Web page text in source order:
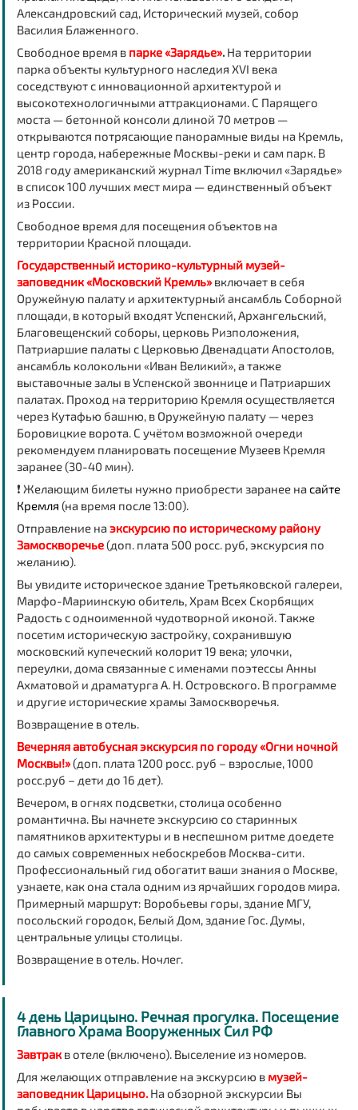
Александровский сад, Исторический музей, собор
Василия Блаженного.
Свободное время в парке «Зарядье».На территории
парка объекты культурного наследия XVI века
соседствуют с инновационной архитектурой и
высокотехнологичными аттракционами. С Парящего
моста — бетонной консоли длиной 70 метров —
открываются потрясающие панорамные виды на Кремль,
центр города, набережные Москвы-реки и сам парк. В
2018 году американский журнал Time включил «Зарядье»
в список 100 лучших мест мира — единственный объект
из России.
Свободное время для посещения объектов на
территории Красной площади.
Государственный историко-культурный музей-
заповедник «Московский Кремль» включает в себя
Оружейную палату и архитектурный ансамбль Соборной
площади, в который входят Успенский, Архангельский,
Благовещенский соборы, церковь Ризположения,
Патриаршие палаты с Церковью Двенадцати Апостолов,
ансамбль колокольни «Иван Великий», а также
выставочные залы в Успенской звоннице и Патриарших
палатах. Проход на территорию Кремля осуществляется
через Кутафью башню, в Оружейную палату — через
Боровицкие ворота. С учётом возможной очереди
рекомендуем планировать посещение Музеев Кремля
заранее (30-40 мин).
❗ Желающим билеты нужно приобрести заранее насайте
Кремля (на время после 13:00).
Отправление наэкскурсию по историческому району
Замоскворечье(доп. плата 500 росс. руб, экскурсия по
желанию).
Вы увидите историческое здание Третьяковской галереи,
Марфо-Мариинскую обитель, Храм Всех Скорбящих
Радость с одноименной чудотворной иконой. Также
посетим историческую застройку, сохранившую
московский купеческий колорит 19 века; улочки,
переулки, дома связанные с именами поэтессы Анны
Ахматовой и драматурга А. Н. Островского. В программе
и другие исторические храмы Замоскворечья.
Возвращение в отель.
Вечерняя автобусная экскурсия по городу «Огни ночной
Москвы!»(доп. плата 1200 росс. руб – взрослые, 1000
росс.руб – дети до 16 дет).
Вечером, в огнях подсветки, столица особенно
романтична. Вы начнете экскурсию со старинных
памятников архитектуры и в неспешном ритме доедете
до самых современных небоскребов Москва-сити.
Профессиональный гид обогатит ваши знания о Москве,
узнаете, как она стала одним из ярчайших городов мира.
Примерный маршрут: Воробьевы горы, здание МГУ,
посольский городок, Белый Дом, здание Гос. Думы,
центральные улицы столицы.
Возвращение в отель. Ночлег.
4 день Царицыно. Речная прогулка. Посещение
Главного Храма Вооруженных Сил РФ
Завтракв отеле (включено). Выселение из номеров.
Для желающих отправление наэкскурсию в музей-
заповедник Царицыно.На обзорной экскурсии Вы